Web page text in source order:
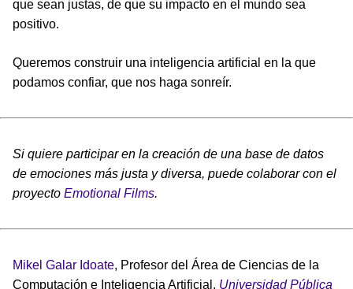
que sean justas, de que su impacto en el mundo sea
positivo.
Queremos construir una inteligencia artificial en la que
podamos confiar, que nos haga sonreír.
Si quiere participar en la creación de una base de datos
de emociones más justa y diversa, puede colaborar con el
proyecto Emotional Films.
Mikel Galar Idoate, Profesor del Área de Ciencias de la
Computación e Inteligencia Artificial, Universidad Pública